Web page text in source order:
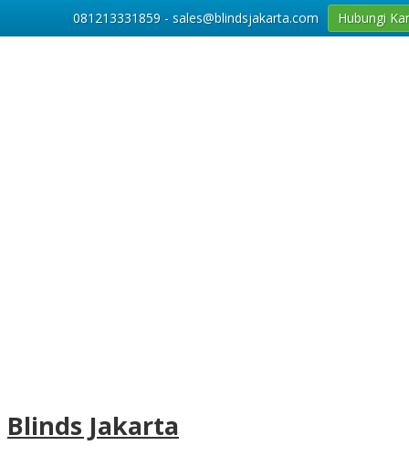
Blinds Jakarta
Tag Archives:
menggulung di Tanah Abang
081213331859 - sales@blindsjakarta.com Hubungi